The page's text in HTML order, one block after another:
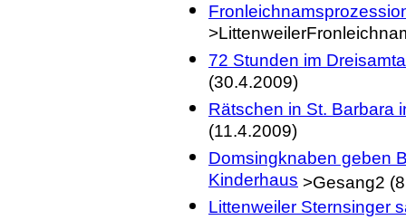
72 Stunden im
(30.4.2009)
Rätschen in St. Barbara
(11.4.2009)
Domsingknaben geben
Kinderhaus >Gesang2
Littenweiler Sternsinger